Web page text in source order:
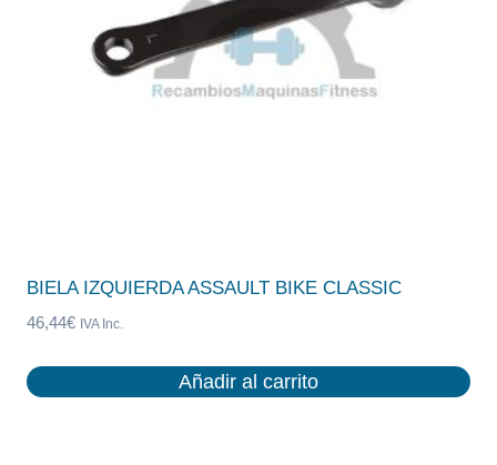
BIELA IZQUIERDA ASSAULT BIKE CLASSIC
46,44€ IVA Inc.
Añadir al carrito